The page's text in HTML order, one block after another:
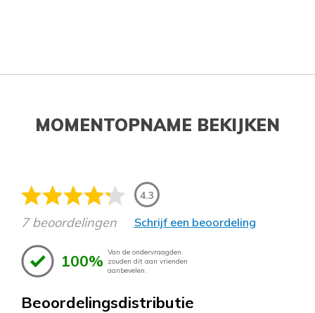
MOMENTOPNAME BEKIJKEN
4.3
7 beoordelingen Schrijf een beoordeling
100% Van de ondervraagden
zouden dit aan vrienden
aanbevelen.
Beoordelingsdistributie